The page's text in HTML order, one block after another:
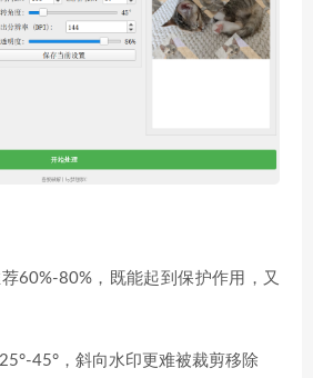
荐60%-80%，既能起到保护作用，又
25°-45°，斜向水印更难被裁剪移除